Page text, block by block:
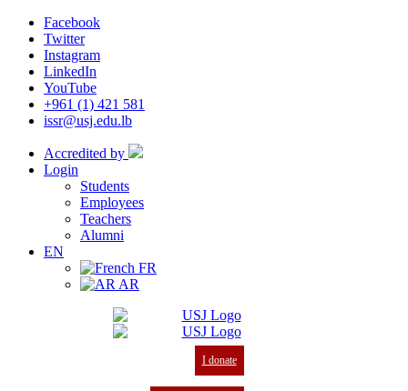
Facebook
Twitter
Instagram
LinkedIn
YouTube
+961 (1) 421 581
issr@usj.edu.lb
Accredited by
Login
Students
Employees
Teachers
Alumni
EN
FR
AR
I donate